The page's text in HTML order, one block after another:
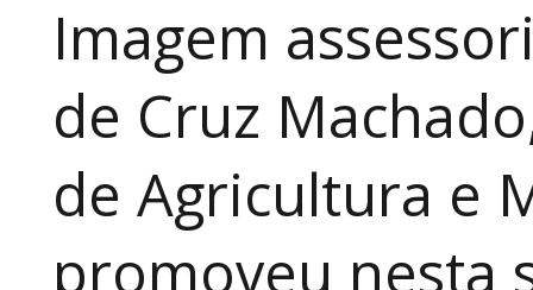
Imagem
de Cruz
de Agricultura e
promoveu nesta